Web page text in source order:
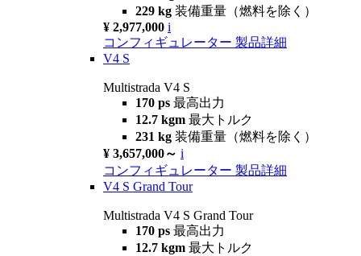
229 kg 装備重量（燃料を除く）
¥ 2,977,000 i
コンフィギュレーター 製品詳細
V4 S
Multistrada V4 S
170 ps 最高出力
12.7 kgm 最大トルク
231 kg 装備重量（燃料を除く）
¥ 3,657,000～ i
コンフィギュレーター 製品詳細
V4 S Grand Tour
Multistrada V4 S Grand Tour
170 ps 最高出力
12.7 kgm 最大トルク